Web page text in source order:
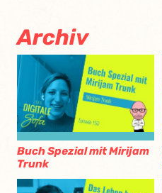
Archiv
Buch Spezial mit Mirijam
Trunk